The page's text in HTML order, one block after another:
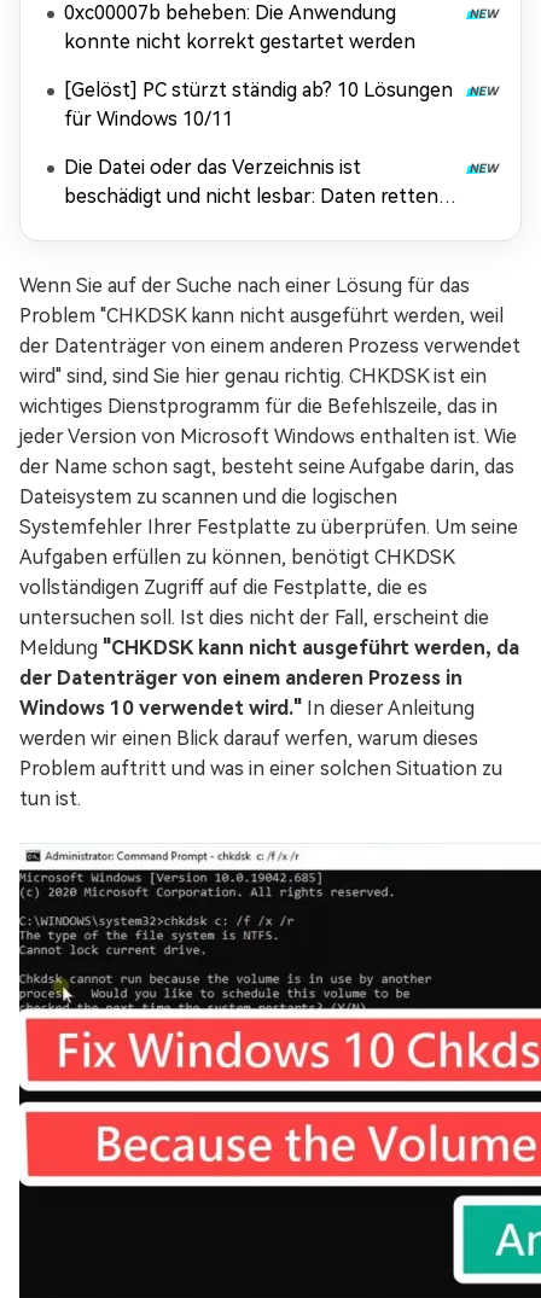
0xc00007b beheben: Die Anwendung
konnte nicht korrekt gestartet werden
[Gelöst] PC stürzt ständig ab? 10 Lösungen
für Windows 10/11
Die Datei oder das Verzeichnis ist
beschädigt und nicht lesbar: Daten retten &
Wenn Sie auf der Suche nach einer Lösung für das
Problem "CHKDSK kann nicht ausgeführt werden, weil
der Datenträger von einem anderen Prozess verwendet
wird" sind, sind Sie hier genau richtig. CHKDSK ist ein
wichtiges Dienstprogramm für die Befehlszeile, das in
jeder Version von Microsoft Windows enthalten ist. Wie
der Name schon sagt, besteht seine Aufgabe darin, das
Dateisystem zu scannen und die logischen
Systemfehler Ihrer Festplatte zu überprüfen. Um seine
Aufgaben erfüllen zu können, benötigt CHKDSK
vollständigen Zugriff auf die Festplatte, die es
untersuchen soll. Ist dies nicht der Fall, erscheint die
Meldung "CHKDSK kann nicht ausgeführt werden, da
der Datenträger von einem anderen Prozess in
Windows 10 verwendet wird." In dieser Anleitung
werden wir einen Blick darauf werfen, warum dieses
Problem auftritt und was in einer solchen Situation zu
tun ist.